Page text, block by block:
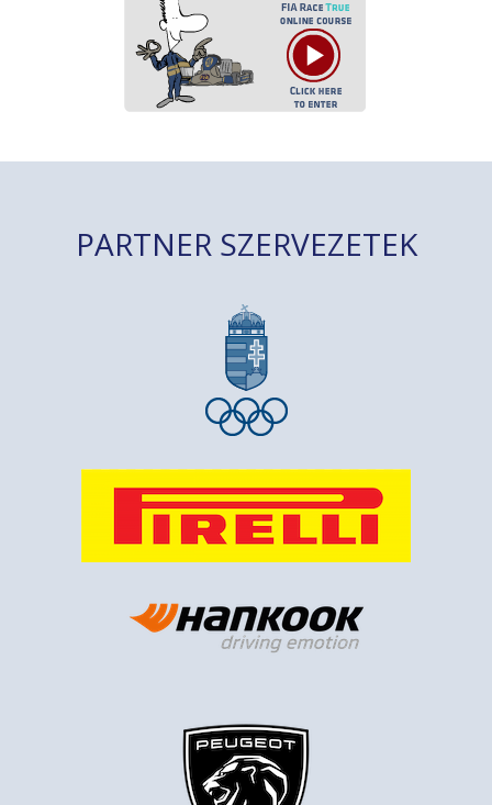
PARTNER SZERVEZETEK